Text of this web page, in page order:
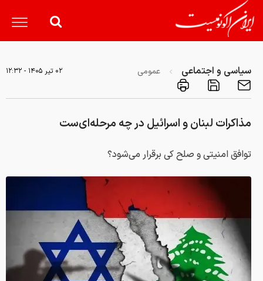
سیاسی و اجتماعی عمومی ۰۲ تير ۱۴۰۵ - ۱۲:۳۲
مذاکرات لبنان و اسرائیل در چه مرحله‌ای‌ست
توافق امنیتی و صلح کی برقرار می‌شود؟